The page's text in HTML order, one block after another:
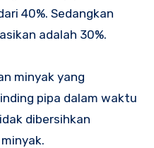
40%. Sedangkan
adalah 30%.
minyak yang
pipa dalam waktu
dibersihkan